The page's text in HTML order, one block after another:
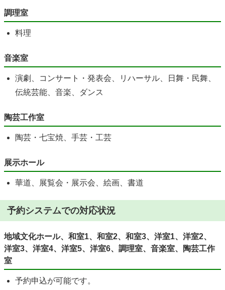
調理室
料理
音楽室
演劇、コンサート・発表会、リハーサル、日舞・民舞、
伝統芸能、音楽、ダンス
陶芸工作室
陶芸・七宝焼、手芸・工芸
展示ホール
華道、展覧会・展示会、絵画、書道
予約システムでの対応状況
地域文化ホール、和室1、和室2、和室3、洋室1、洋室2、
洋室3、洋室4、洋室5、洋室6、調理室、音楽室、陶芸工作
室
予約申込が可能です。